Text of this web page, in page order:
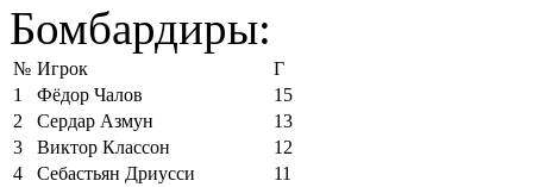
Бомбардиры:
№ Игрок
Г
1
Фёдор Чалов
15
2
Сердар Азмун
13
3
Виктор Классон
12
4
Себастьян Дриусси
11